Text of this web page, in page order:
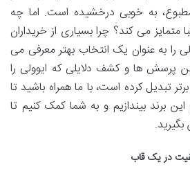
به خوبی درخشیده است. اما چه
متمایز می کند؟ چرا بسیاری از خریداران
را به عنوان یک انتخاب بهتر معرفی می
پرسش ها و کشف دلایلی که ایوولی را
تبدیل کرده است، با ما همراه باشید تا
برند بیندازیم و به شما کمک کنیم تا
در یک قاب